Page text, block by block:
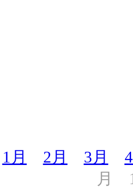
1月 2月 3月
月